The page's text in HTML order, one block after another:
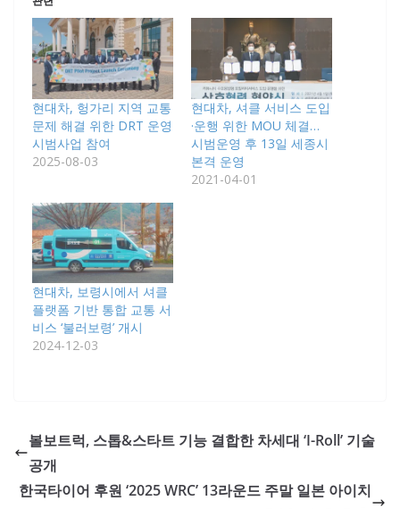
현대차, 헝가리 지역 교통
문제 해결 위한 DRT 운영
시범사업 참여
2025-08-03
현대차, 셔클 서비스 도입
·운행 위한 MOU 체결…
시범운영 후 13일 세종시
본격 운영
2021-04-01
현대차, 보령시에서 셔클
플랫폼 기반 통합 교통 서
비스 ‘불러보령’ 개시
2024-12-03
볼보트럭, 스톱&스타트 기능 결합한 차세대 ‘I-Roll’ 기술
공개
한국타이어 후원 ‘2025 WRC’ 13라운드 주말 일본 아이치